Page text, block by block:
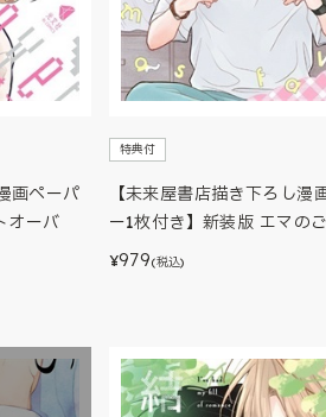
画ペーパ
オーバ
特典付
【未来屋書店描き下ろし漫
ー1枚付き】新装版 エマの
¥979(税込)